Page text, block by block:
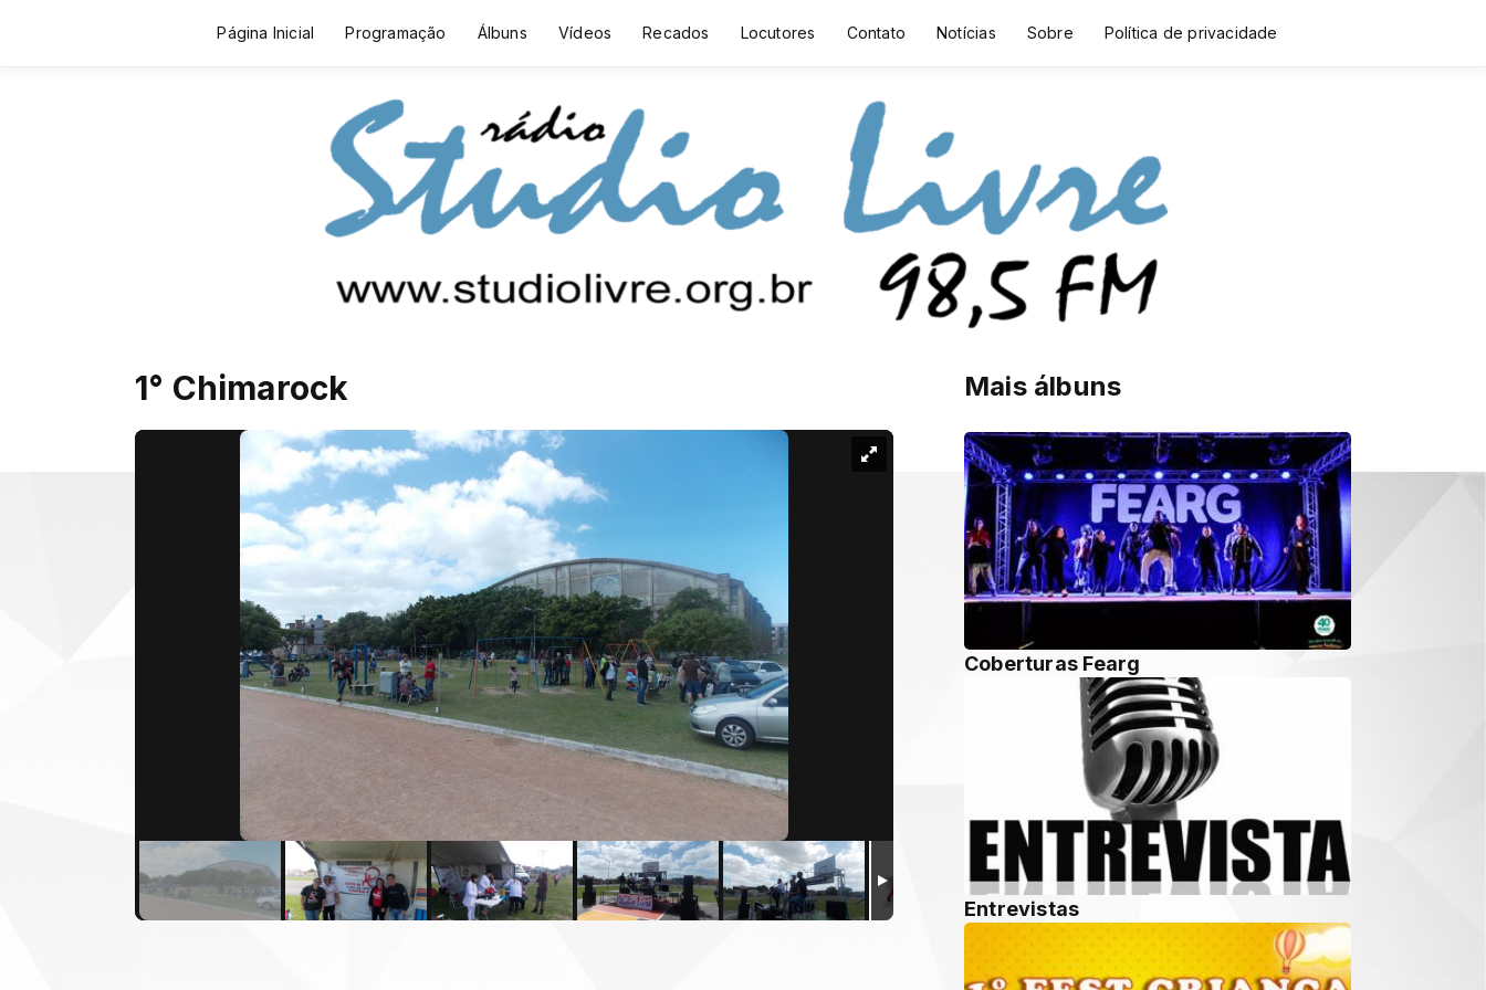
Página Inicial Programação Álbuns Vídeos Recados Locutores Contato Notícias Sobre Política de privacidade
1° Chimarock Mais álbuns
Coberturas Fearg
Entrevistas